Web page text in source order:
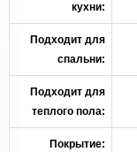
кухни:
Подходит для
спальни:
Подходит для
теплого пола:
Покрытие: